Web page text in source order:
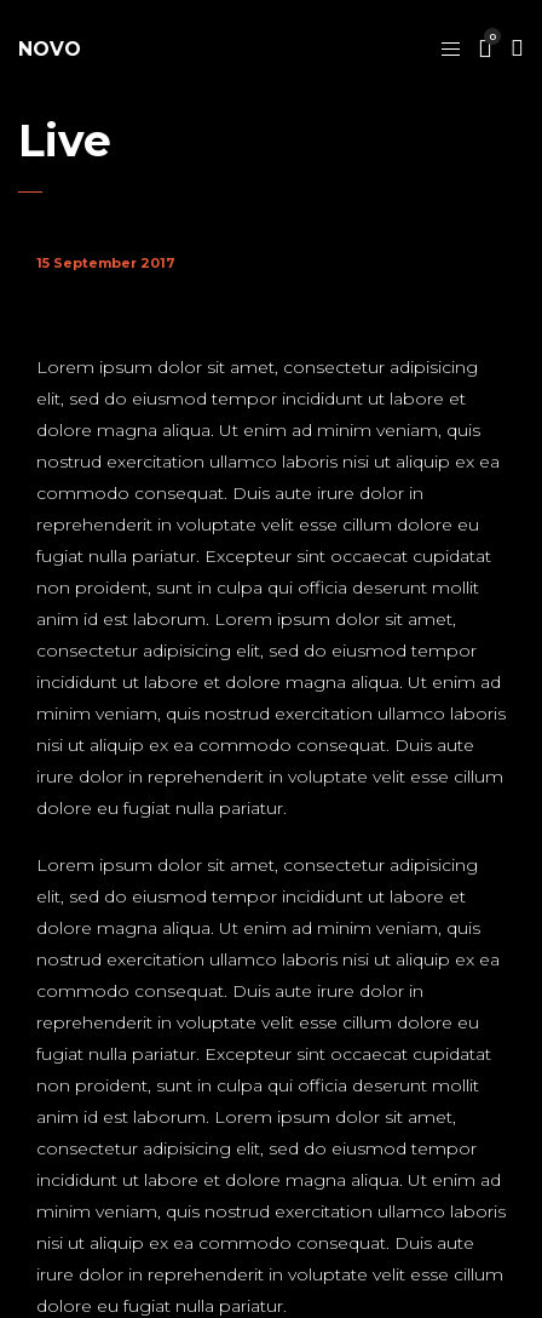
NOVO
0
Live
15 September 2017
Lorem ipsum dolor sit amet, consectetur adipisicing
elit, sed do eiusmod tempor incididunt ut labore et
dolore magna aliqua. Ut enim ad minim veniam, quis
nostrud exercitation ullamco laboris nisi ut aliquip ex ea
commodo consequat. Duis aute irure dolor in
reprehenderit in voluptate velit esse cillum dolore eu
fugiat nulla pariatur. Excepteur sint occaecat cupidatat
non proident, sunt in culpa qui officia deserunt mollit
anim id est laborum. Lorem ipsum dolor sit amet,
consectetur adipisicing elit, sed do eiusmod tempor
incididunt ut labore et dolore magna aliqua. Ut enim ad
minim veniam, quis nostrud exercitation ullamco laboris
nisi ut aliquip ex ea commodo consequat. Duis aute
irure dolor in reprehenderit in voluptate velit esse cillum
dolore eu fugiat nulla pariatur.
Lorem ipsum dolor sit amet, consectetur adipisicing
elit, sed do eiusmod tempor incididunt ut labore et
dolore magna aliqua. Ut enim ad minim veniam, quis
nostrud exercitation ullamco laboris nisi ut aliquip ex ea
commodo consequat. Duis aute irure dolor in
reprehenderit in voluptate velit esse cillum dolore eu
fugiat nulla pariatur. Excepteur sint occaecat cupidatat
non proident, sunt in culpa qui officia deserunt mollit
anim id est laborum. Lorem ipsum dolor sit amet,
consectetur adipisicing elit, sed do eiusmod tempor
incididunt ut labore et dolore magna aliqua. Ut enim ad
minim veniam, quis nostrud exercitation ullamco laboris
nisi ut aliquip ex ea commodo consequat. Duis aute
irure dolor in reprehenderit in voluptate velit esse cillum
dolore eu fugiat nulla pariatur.